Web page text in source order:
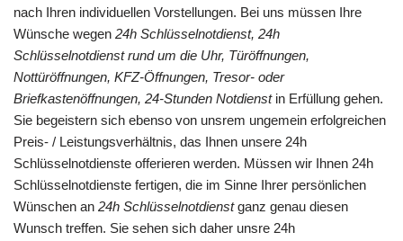
nach Ihren individuellen Vorstellungen. Bei uns müssen Ihre
Wünsche wegen 24h Schlüsselnotdienst, 24h
Schlüsselnotdienst rund um die Uhr, Türöffnungen,
Nottüröffnungen, KFZ-Öffnungen, Tresor- oder
Briefkastenöffnungen, 24-Stunden Notdienstin Erfüllung gehen.
Sie begeistern sich ebenso von unsrem ungemein erfolgreichen
Preis- / Leistungsverhältnis, das Ihnen unsere 24h
Schlüsselnotdienste offerieren werden. Müssen wir Ihnen 24h
Schlüsselnotdienste fertigen, die im Sinne Ihrer persönlichen
Wünschen an 24h Schlüsselnotdienstganz genau diesen
Wunsch treffen. Sie sehen sich daher unsre 24h